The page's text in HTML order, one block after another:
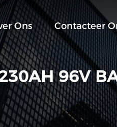
Ons Contacteer
96V